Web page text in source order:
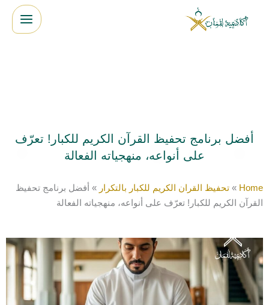
أفضل برنامج تحفيظ القرآن الكريم للكبار! تعرّف
على أنواعه، منهجياته الفعالة
Home
» تحفيظ القران الكريم للكبار بالتكرار » أفضل برنامج تحفيظ
القرآن الكريم للكبار! تعرّف على أنواعه، منهجياته الفعالة